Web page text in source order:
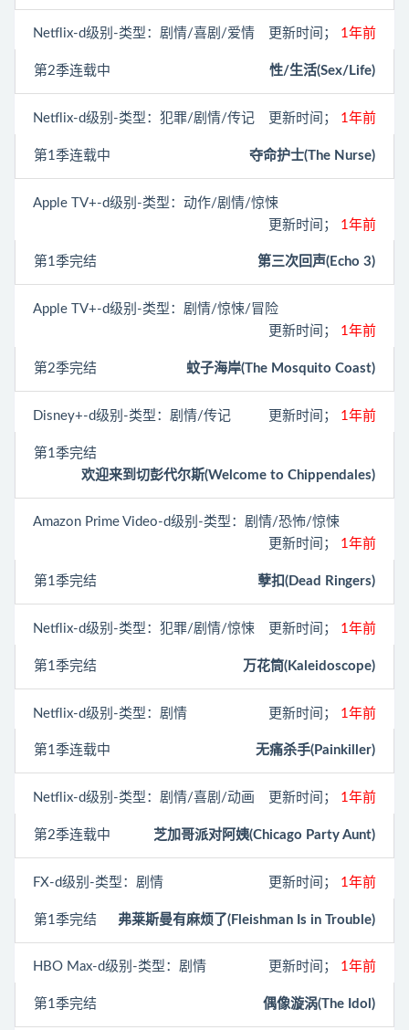
Netflix-d级别-类型：剧情/喜剧/爱情 更新时间； 1年前
第2季连载中 性/生活(Sex/Life)
Netflix-d级别-类型：犯罪/剧情/传记 更新时间； 1年前
第1季连载中 夺命护士(The Nurse)
Apple TV+-d级别-类型：动作/剧情/惊悚
更新时间；
1年前
第1季完结 第三次回声(Echo 3)
Apple TV+-d级别-类型：剧情/惊悚/冒险
更新时间；
1年前
第2季完结 蚊子海岸(The Mosquito Coast)
Disney+-d级别-类型：剧情/传记 更新时间； 1年前
第1季完结
欢迎来到切彭代尔斯(Welcome to Chippendales)
Amazon Prime Video-d级别-类型：剧情/恐怖/惊悚
更新时间；
1年前
第1季完结 孽扣(Dead Ringers)
Netflix-d级别-类型：犯罪/剧情/惊悚 更新时间； 1年前
第1季完结 万花筒(Kaleidoscope)
Netflix-d级别-类型：剧情 更新时间； 1年前
第1季连载中 无痛杀手(Painkiller)
Netflix-d级别-类型：剧情/喜剧/动画 更新时间； 1年前
第2季连载中 芝加哥派对阿姨(Chicago Party Aunt)
FX-d级别-类型：剧情 更新时间； 1年前
第1季完结 弗莱斯曼有麻烦了(Fleishman Is in Trouble)
HBO Max-d级别-类型：剧情 更新时间； 1年前
第1季完结 偶像漩涡(The Idol)